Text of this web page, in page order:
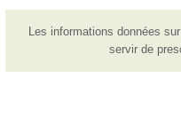
Les informations données
servir de